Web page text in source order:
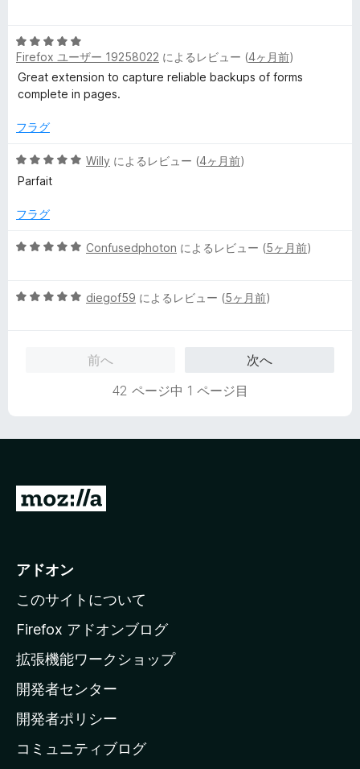
中
5
の
評
5
段
階
中
の
価
Firefox ユーザー 19258022 によるレビュー (4ヶ月前)
Great extension to capture reliable backups of forms
complete in pages.
フラグ
5
段
中
の
Willy によるレビュー (4ヶ月前)
Parfait
フラグ
5
中
Confusedphoton によるレビュー (5ヶ月前)
5
diegof59 によるレビュー (5ヶ月前)
前へ
次へ
42 ページ中 1 ページ目
M
i
l
a
ホ
ー
ム
ー
アドオン
このサイトについて
Firefox アドオンブログ
拡張機能ワークショップ
開発者センター
開発者ポリシー
コミュニティブログ